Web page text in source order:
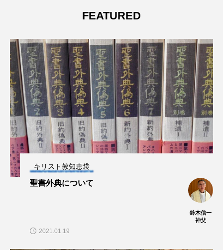
FEATURED
キリスト教知恵袋
聖書外典について
鈴木信一
神父
2021.01.19